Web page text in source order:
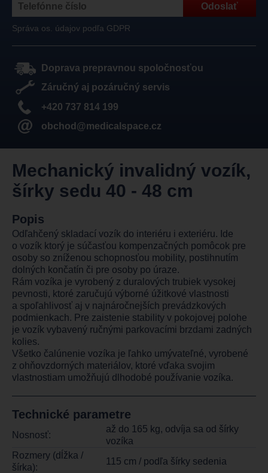
Správa os. údajov podľa GDPR
Doprava prepravnou spoločnosťou
Záručný aj pozáručný servis
+420 737 814 199
obchod@medicalspace.cz
Mechanický invalidný vozík,
šírky sedu 40 - 48 cm
Popis
Odľahčený skladací vozík do interiéru i exteriéru. Ide
o vozík ktorý je súčasťou kompenzačných pomôcok pre
osoby so zníženou schopnosťou mobility, postihnutím
dolných končatín či pre osoby po úraze.
Rám vozíka je vyrobený z duralových trubiek vysokej
pevnosti, ktoré zaručujú výborné úžitkové vlastnosti
a spoľahlivosť aj v najnáročnejších prevádzkových
podmienkach. Pre zaistenie stability v pokojovej polohe
je vozík vybavený ručnými parkovacími brzdami zadných
kolies.
Všetko čalúnenie vozíka je ľahko umývateľné, vyrobené
z ohňovzdorných materiálov, ktoré vďaka svojim
vlastnostiam umožňujú dlhodobé používanie vozíka.
Technické parametre
Nosnosť:
až do 165 kg, odvíja sa od šírky
vozíka
Rozmery (dĺžka /
šírka):
115 cm / podľa šírky sedenia